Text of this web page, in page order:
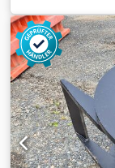
sind offizieller
sind offizieller
Wir sind
Wir sind
sind offizieller
sind offizieller
Servicepartner.
offizieller
Wir sind
Außerdem sind